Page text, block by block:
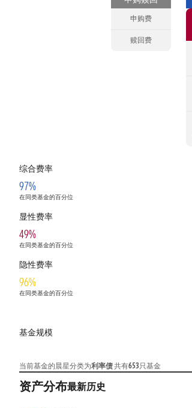
申购费
赎回费
综合费率
97%
在同类基金的百分位
显性费率
49%
在同类基金的百分位
隐性费率
96%
在同类基金的百分位
基金规模
当前基金的晨星分类为利率债共有653只基金
资产分布最新历史